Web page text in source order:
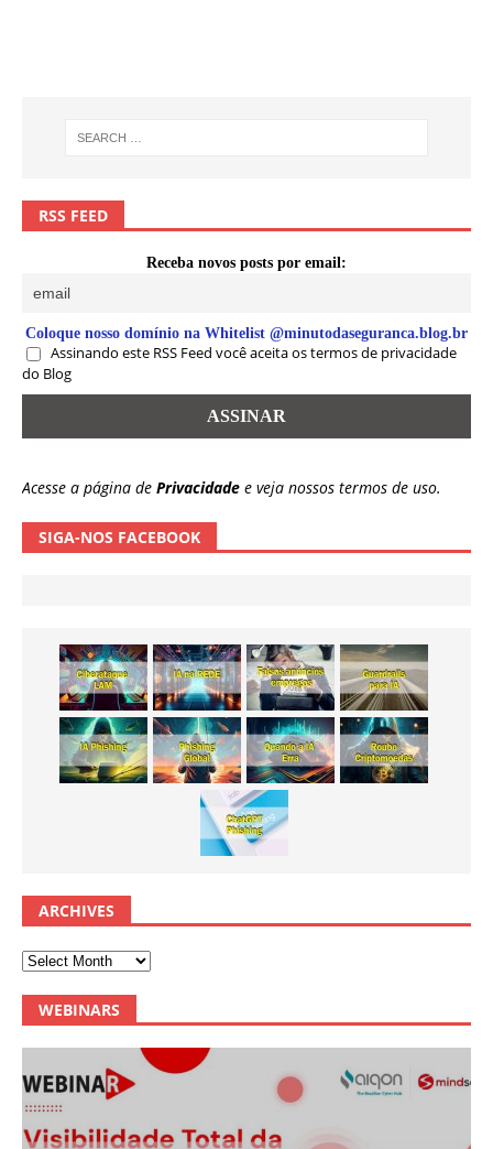
RSS FEED
Receba novos posts por email:
Coloque nosso domínio na Whitelist @minutodaseguranca.blog.br
Assinando este RSS Feed você aceita os termos de privacidade
do Blog
Acesse a página de Privacidade e veja nossos termos de uso.
SIGA-NOS FACEBOOK
ARCHIVES
WEBINARS